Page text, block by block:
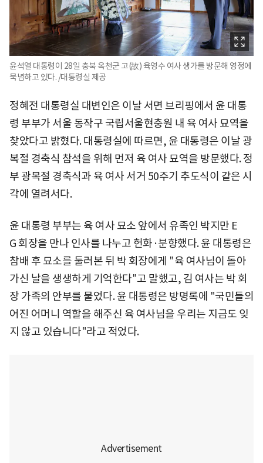
윤석열 대통령이 28일 충북 옥천군 고(故) 육영수 여사 생가를 방문해 영정에
묵념하고 있다. /대통령실 제공
정혜전 대통령실 대변인은 이날 서면 브리핑에서 윤 대통
령 부부가 서울 동작구 국립서울현충원 내 육 여사 묘역을
찾았다고 밝혔다. 대통령실에 따르면, 윤 대통령은 이날 광
복절 경축식 참석을 위해 먼저 육 여사 묘역을 방문했다. 정
부 광복절 경축식과 육 여사 서거 50주기 추도식이 같은 시
각에 열려서다.
윤 대통령 부부는 육 여사 묘소 앞에서 유족인 박지만 E
G 회장을 만나 인사를 나누고 헌화·분향했다. 윤 대통령은
참배 후 묘소를 둘러본 뒤 박 회장에게 "육 여사님이 돌아
가신 날을 생생하게 기억한다"고 말했고, 김 여사는 박 회
장 가족의 안부를 물었다. 윤 대통령은 방명록에 "국민들의
어진 어머니 역할을 해주신 육 여사님을 우리는 지금도 잊
지 않고 있습니다"라고 적었다.